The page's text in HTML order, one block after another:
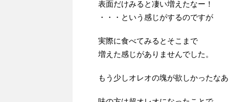
表面だけみると凄い増えたなー！
・・・という感じがするのですが
実際に食べてみるとそこまで
増えた感じがありませんでした。
もう少しオレオの塊が欲しかったな